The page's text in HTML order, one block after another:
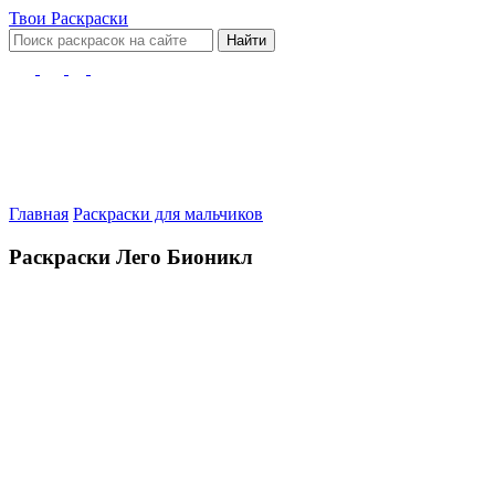
Твои Раскраски
Найти
Главная Раскраски для мальчиков
Раскраски Лего Бионикл